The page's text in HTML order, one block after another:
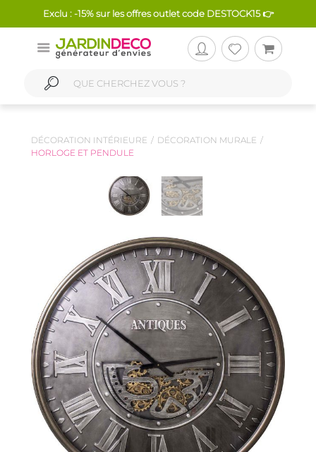
Exclu : -15% sur les offres outlet code DESTOCK15 👉
DÉCORATION INTÉRIEURE
DÉCORATION MURALE
HORLOGE ET PENDULE